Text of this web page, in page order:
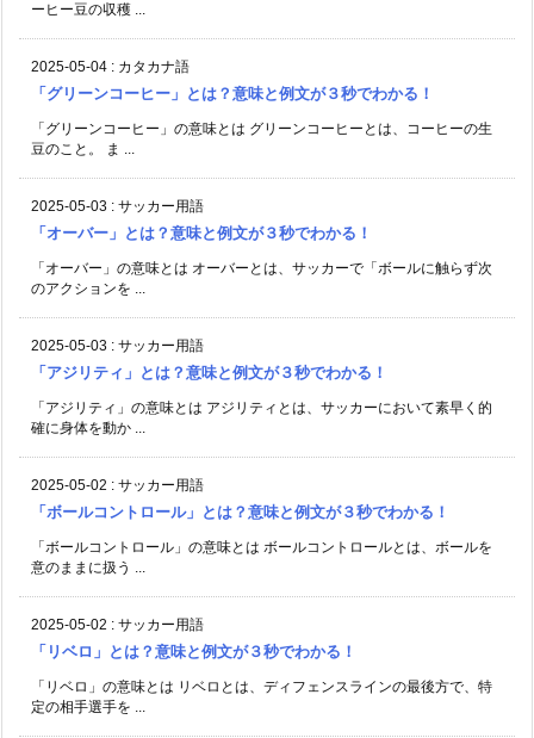
ーヒー豆の収穫 ...
2025-05-04 : カタカナ語
「グリーンコーヒー」とは？意味と例文が３秒でわかる！
「グリーンコーヒー」の意味とは グリーンコーヒーとは、コーヒーの生
豆のこと。 ま ...
2025-05-03 : サッカー用語
「オーバー」とは？意味と例文が３秒でわかる！
「オーバー」の意味とは オーバーとは、サッカーで「ボールに触らず次
のアクションを ...
2025-05-03 : サッカー用語
「アジリティ」とは？意味と例文が３秒でわかる！
「アジリティ」の意味とは アジリティとは、サッカーにおいて素早く的
確に身体を動か ...
2025-05-02 : サッカー用語
「ボールコントロール」とは？意味と例文が３秒でわかる！
「ボールコントロール」の意味とは ボールコントロールとは、ボールを
意のままに扱う ...
2025-05-02 : サッカー用語
「リベロ」とは？意味と例文が３秒でわかる！
「リベロ」の意味とは リベロとは、ディフェンスラインの最後方で、特
定の相手選手を ...